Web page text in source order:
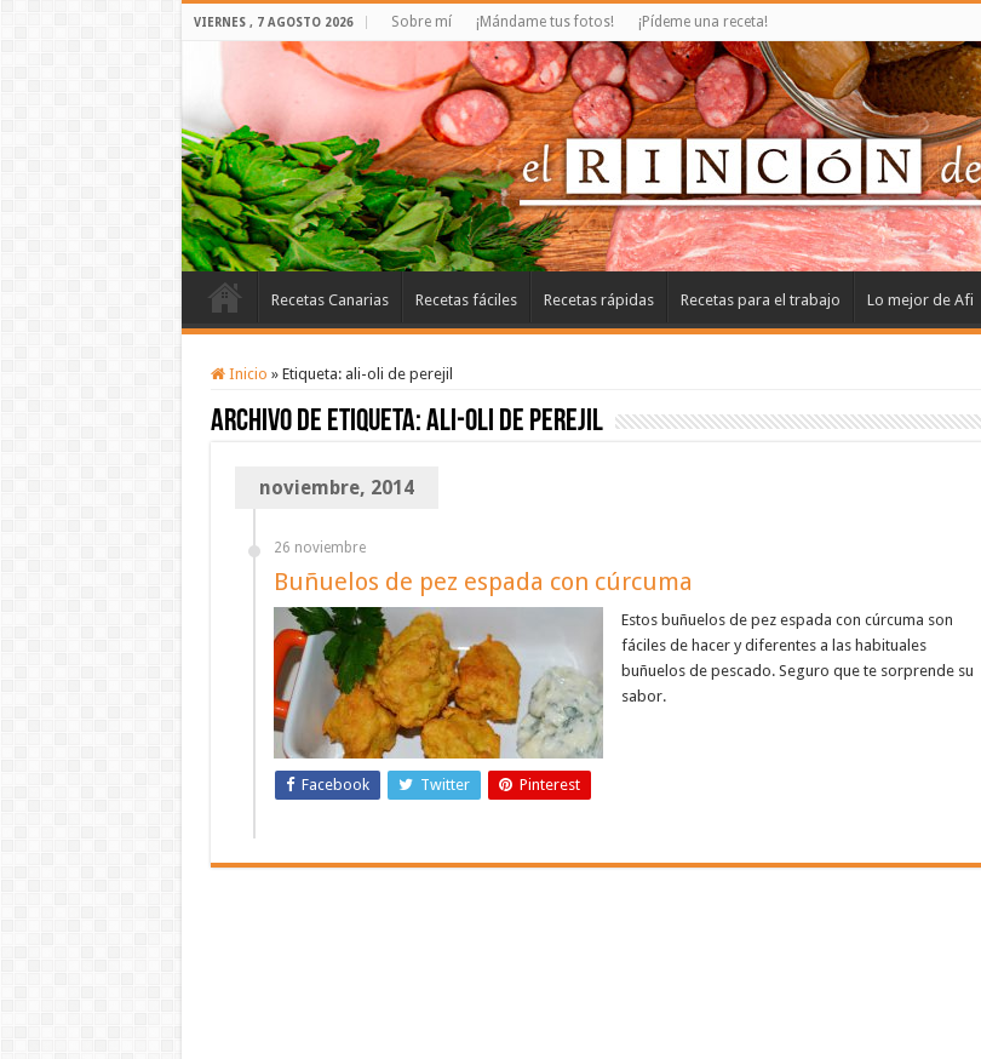
VIERNES , 7 AGOSTO 2026 Sobre mí ¡Mándame tus fotos! ¡Pídeme una receta!
Recetas Canarias Recetas fáciles Recetas rápidas Recetas para el trabajo Lo mejor de Afi
Inicio » Etiqueta: ali-oli de perejil
Archivo de etiqueta:ali-oli de perejil
noviembre, 2014
26 noviembre
Buñuelos de pez espada con cúrcuma
Estos buñuelos de pez espada con cúrcuma son
fáciles de hacer y diferentes a las habituales
buñuelos de pescado. Seguro que te sorprende su
sabor.
Facebook Twitter Pinterest